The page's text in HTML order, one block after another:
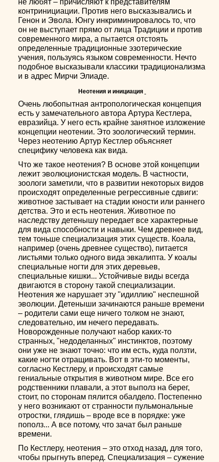
не любят – причисляют к представителям
контринициации. Против него высказывались и
Генон и Эвола. Юнгу инкриминировалось то, что
он не выступает прямо от лица Традиции и против
современного мира, а пытается отстоять
определенные традиционные эзотерические
учения, пользуясь языком современности. Нечто
подобное высказывали классики традиционализма
и в адрес Мирчи Элиаде.
Неотения и инициация
Очень любопытная антропологическая концепция
есть у замечательного автора Артура Кестлера,
евразийца. У него есть крайне занятное изложение
концепции неотении. Это зоологический термин.
Через неотению Артур Кестлер объясняет
специфику человека как вида.
Что же такое неотения? В основе этой концепции
лежит эволюционистская модель. В частности,
зоологи заметили, что в развитии некоторых видов
происходят определенные регрессивные сдвиги:
животное застывает на стадии юности или раннего
детства. Это и есть неотения. Животное по
наследству детенышу передает все характерные
для вида способности и навыки. Чем древнее вид,
тем тоньше специализация этих существ. Коала,
например (очень древнее существо), питается
листьями только одного вида эвкалипта. У коалы
специальные ногти для этих деревьев,
специальные кишки... Устойчивые виды всегда
двигаются в сторону такой специализации.
Неотения же нарушает эту "идиллию" неспешной
эволюции. Детеныши зачинаются раньше времени
– родители сами еще ничего толком не знают,
следовательно, им нечего передавать.
Новорожденные получают набор каких-то
странных, "недоделанных" инстинктов, поэтому
они уже не знают точно: что им есть, куда ползти,
какие ногти отращивать. Вот в эти-то моменты,
согласно Кестлеру, и происходят самые
гениальные открытия в животном мире. Все его
родственники плавали, а этот выполз на берег,
стоит, по сторонам пялится обалдело. Постепенно
у него возникают от странности пульмональные
отростки, глядишь – вроде все в порядке: уже
пополз... А все потому, что зачат был раньше
времени.
По Кестлеру, неотения – это отход назад, для того,
чтобы прыгнуть вперед. Специализация – сужение